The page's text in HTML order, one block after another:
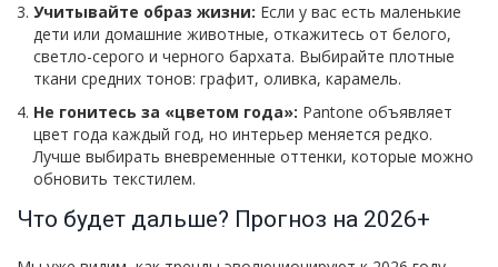
Учитывайте образ жизни: Если у вас есть маленькие
дети или домашние животные, откажитесь от белого,
светло-серого и черного бархата. Выбирайте плотные
ткани средних тонов: графит, оливка, карамель.
Не гонитесь за «цветом года»: Pantone объявляет
цвет года каждый год, но интерьер меняется редко.
Лучше выбирать вневременные оттенки, которые можно
обновить текстилем.
Что будет дальше? Прогноз на 2026+